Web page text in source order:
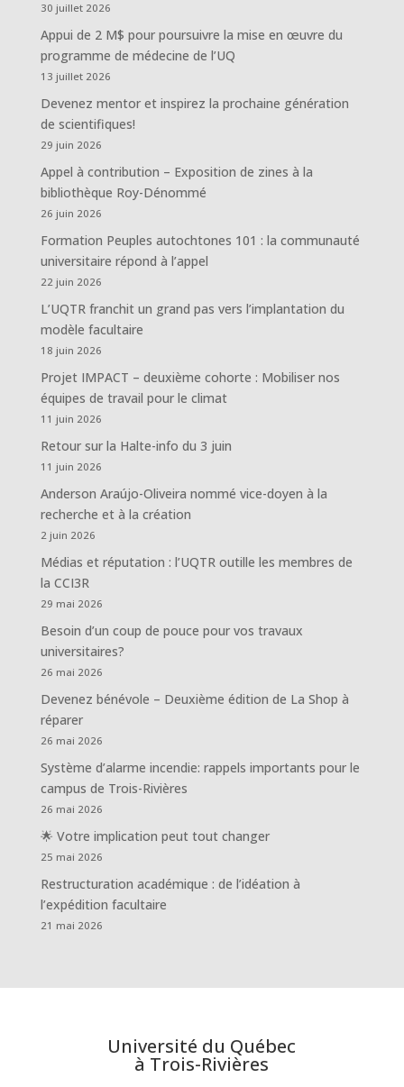
30 juillet 2026
Appui de 2 M$ pour poursuivre la mise en œuvre du
programme de médecine de l’UQ
13 juillet 2026
Devenez mentor et inspirez la prochaine génération
de scientifiques!
29 juin 2026
Appel à contribution – Exposition de zines à la
bibliothèque Roy-Dénommé
26 juin 2026
Formation Peuples autochtones 101 : la communauté
universitaire répond à l’appel
22 juin 2026
L’UQTR franchit un grand pas vers l’implantation du
modèle facultaire
18 juin 2026
Projet IMPACT – deuxième cohorte : Mobiliser nos
équipes de travail pour le climat
11 juin 2026
Retour sur la Halte-info du 3 juin
11 juin 2026
Anderson Araújo-Oliveira nommé vice-doyen à la
recherche et à la création
2 juin 2026
Médias et réputation : l’UQTR outille les membres de
la CCI3R
29 mai 2026
Besoin d’un coup de pouce pour vos travaux
universitaires?
26 mai 2026
Devenez bénévole – Deuxième édition de La Shop à
réparer
26 mai 2026
Système d’alarme incendie: rappels importants pour le
campus de Trois-Rivières
26 mai 2026
🌟 Votre implication peut tout changer
25 mai 2026
Restructuration académique : de l’idéation à
l’expédition facultaire
21 mai 2026
Université du Québec
à Trois-Rivières